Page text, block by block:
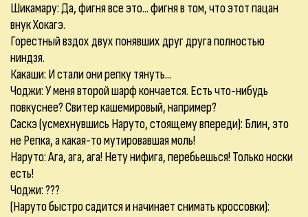
Шикамару: Да, фигня все это... фигня в том, что этот пацан
внук Хокагэ.
Горестный вздох двух понявших друг друга полностью
ниндзя.
Какаши: И стали они репку тянуть...
Чоджи: У меня второй шарф кончается. Есть что-нибудь
повкуснее? Свитер кашемировый, например?
Саскэ (усмехнувшись Наруто, стоящему впереди): Блин, это
не Репка, а какая-то мутировавшая моль!
Наруто: Ага, ага, ага! Нету нифига, перебьешься! Только носки
есть!
Чоджи: ???
(Наруто быстро садится и начинает снимать кроссовки):